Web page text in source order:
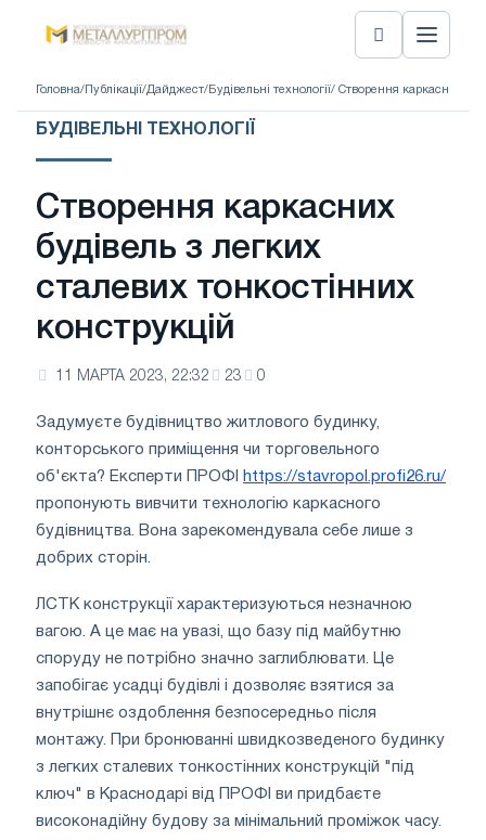
Головна/ Публікації/Дайджест/ Будівельні технології/ Створення каркасних
БУДІВЕЛЬНІ ТЕХНОЛОГІЇ
Створення каркасних
будівель з легких
сталевих тонкостінних
конструкцій
11 МАРТА 2023, 22:32 23 0
Задумуєте будівництво житлового будинку,
конторського приміщення чи торговельного
об'єкта? Експерти ПРОФІ
https://stavropol.profi26.ru/
пропонують вивчити технологію каркасного
будівництва. Вона зарекомендувала себе лише з
добрих сторін.
ЛСТК конструкції характеризуються незначною
вагою. А це має на увазі, що базу під майбутню
споруду не потрібно значно заглиблювати. Це
запобігає усадці будівлі і дозволяє взятися за
внутрішнє оздоблення безпосередньо після
монтажу. При бронюванні швидкозведеного будинку
з легких сталевих тонкостінних конструкцій "під
ключ" в Краснодарі від ПРОФІ ви придбаєте
високонадійну будову за мінімальний проміжок часу.